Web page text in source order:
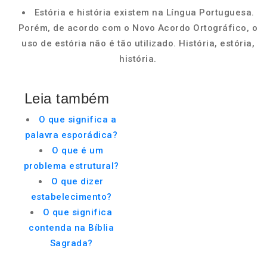
Estória e história existem na Língua Portuguesa.
Porém, de acordo com o Novo Acordo Ortográfico, o
uso de estória não é tão utilizado. História, estória,
história.
Leia também
O que significa a
palavra esporádica?
O que é um
problema estrutural?
O que dizer
estabelecimento?
O que significa
contenda na Bíblia
Sagrada?